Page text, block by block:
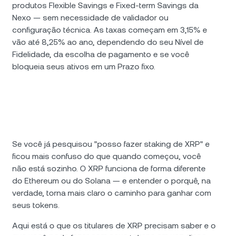
Solana SOL 2,25%
EURC EURC
Explore todos os ativos
produtos Flexible Savings e Fixed-term Savings da
Nexo — sem necessidade de validador ou
configuração técnica. As taxas começam em 3,15% e
vão até 8,25% ao ano, dependendo do seu Nível de
Fidelidade, da escolha de pagamento e se você
bloqueia seus ativos em um Prazo fixo.
Se você já pesquisou "posso fazer staking de XRP" e
ficou mais confuso do que quando começou, você
não está sozinho. O XRP funciona de forma diferente
do Ethereum ou do Solana — e entender o porquê, na
verdade, torna mais claro o caminho para ganhar com
seus tokens.
Aqui está o que os titulares de XRP precisam saber e o